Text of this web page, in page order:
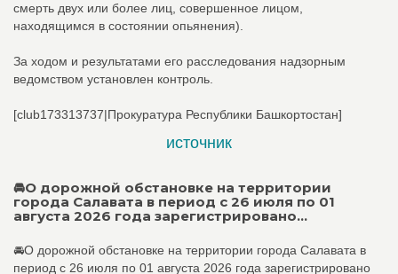
смерть двух или более лиц, совершенное лицом,
находящимся в состоянии опьянения).
За ходом и результатами его расследования надзорным
ведомством установлен контроль.
[club173313737|Прокуратура Республики Башкортостан]
источник
🚘О дорожной обстановке на территории
города Салавата в период с 26 июля по 01
августа 2026 года зарегистрировано...
🚘О дорожной обстановке на территории города Салавата в
период с 26 июля по 01 августа 2026 года зарегистрировано